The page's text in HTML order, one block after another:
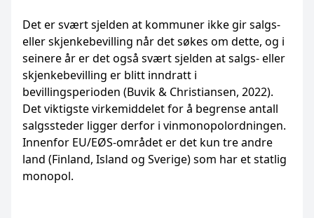
Det er svært sjelden at kommuner ikke gir salgs-
eller skjenkebevilling når det søkes om dette, og i
seinere år er det også svært sjelden at salgs- eller
skjenkebevilling er blitt inndratt i
bevillingsperioden (Buvik & Christiansen, 2022).
Det viktigste virkemiddelet for å begrense antall
salgssteder ligger derfor i vinmonopolordningen.
Innenfor EU/EØS-området er det kun tre andre
land (Finland, Island og Sverige) som har et statlig
monopol.